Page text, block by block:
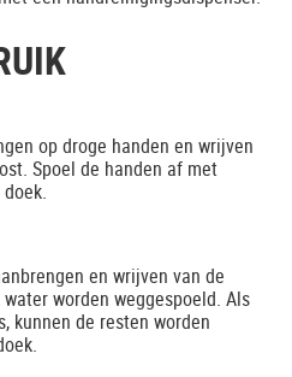
op droge handen en wrijven
Spoel de handen af met
en wrijven van de
worden weggespoeld. Als
kunnen de resten worden